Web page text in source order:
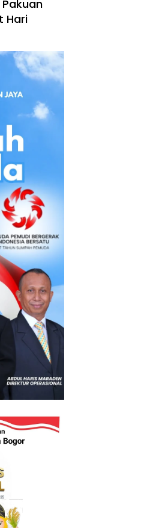
Hari